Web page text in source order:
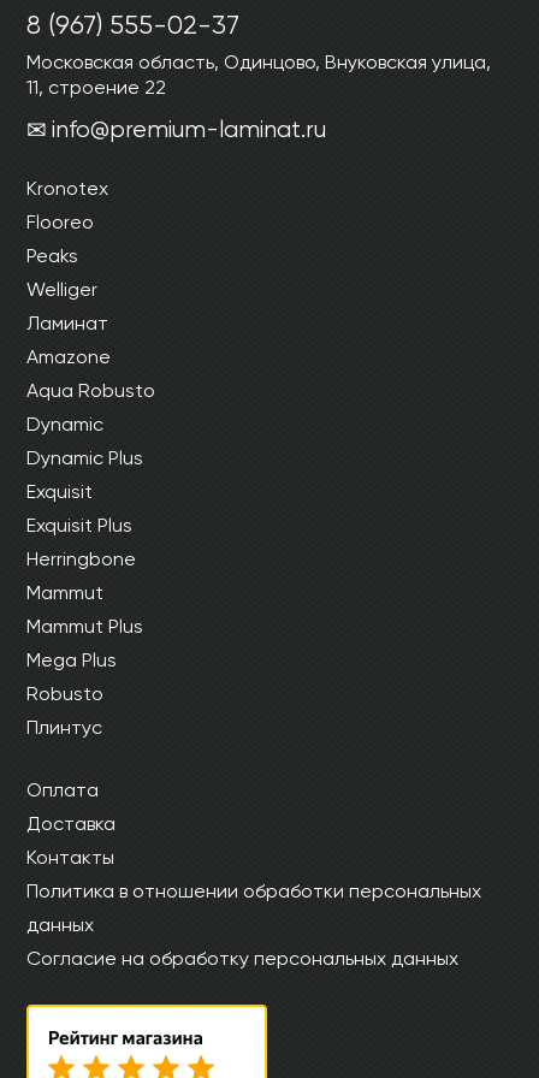
ОТПРАВИТЬ
Ваши данные не будут переданы третьим
Ваши данные не будут переданы третьим
лицам
Ваши данные не будут переданы третьим
лицам
8 (967) 555-02-37
Московская область, Одинцово, Внуковская улица,
11, строение 22
info@premium-laminat.ru
Kronotex
Flooreo
Peaks
Welliger
Ламинат
Amazone
Aqua Robusto
Dynamic
Dynamic Plus
Exquisit
Exquisit Plus
Herringbone
Mammut
Mammut Plus
Mega Plus
Robusto
Плинтус
Оплата
Доставка
Контакты
Политика в отношении обработки персональных
данных
Согласие на обработку персональных данных